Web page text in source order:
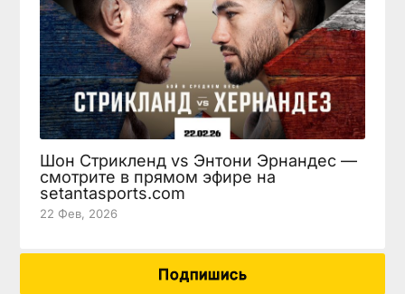
Шон Стрикленд vs Энтони Эрнандес —
смотрите в прямом эфире на
setantasports.com
22 Фев, 2026
Подпишись